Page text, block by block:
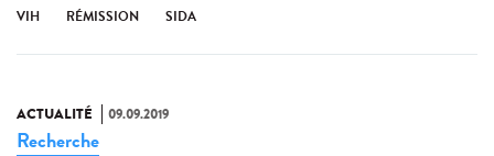
VIH RÉMISSION SIDA
ACTUALITÉ 09.09.2019
Recherche